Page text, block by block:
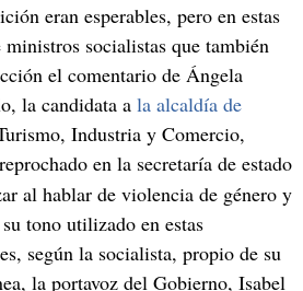
eran esperables, pero en estas
ministros socialistas que también
el comentario de Ángela
la candidata a la alcaldía de
Industria y Comercio,
en la secretaría de estado
al hablar de violencia de género y
tono utilizado en estas
según la socialista, propio de su
la portavoz del Gobierno, Isabel